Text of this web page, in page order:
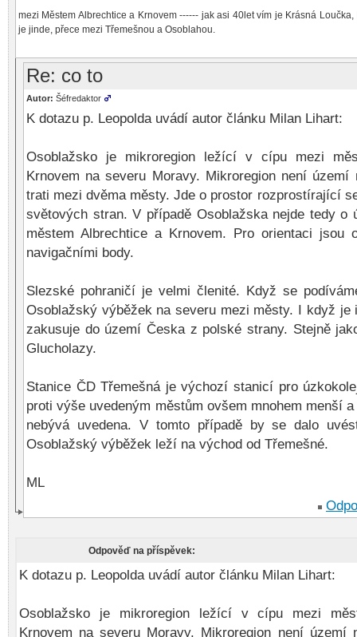
mezi Městem Albrechtice a Krnovem ------ jak asi 40let vím je Krásná
je jinde, přece mezi Třemešnou a Osoblahou.
Re: co to
Autor: Šéfredaktor
K dotazu p. Leopolda uvádí autor článku Milan Lihart:
Osoblažsko je mikroregion ležící v cípu mezi
Krnovem na severu Moravy. Mikroregion není území
trati mezi dvěma městy. Jde o prostor rozprostírající
světových stran. V případě Osoblažska nejde tedy o
městem Albrechtice a Krnovem. Pro orientaci jsou
navigačními body.
Slezské pohraničí je velmi členité. Když se
Osoblažský výběžek na severu mezi městy. I když
zakusuje do území Česka z polské strany. Stejně
Glucholazy.
Stanice ČD Třemešná je výchozí stanicí pro
proti výše uvedeným městům ovšem mnohem menší
nebývá uvedena. V tomto případě by se dalo
Osoblažský výběžek leží na východ od Třemešné.
ML
Odpověď na příspěvek:
K dotazu p. Leopolda uvádí autor článku Milan Lihart:
Osoblažsko je mikroregion ležící v cípu mezi
Krnovem na severu Moravy. Mikroregion není území